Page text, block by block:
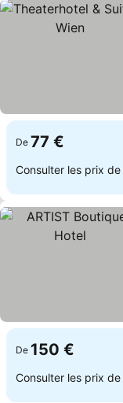
De 77 €
Consulter les prix de
De 150 €
Consulter les prix de